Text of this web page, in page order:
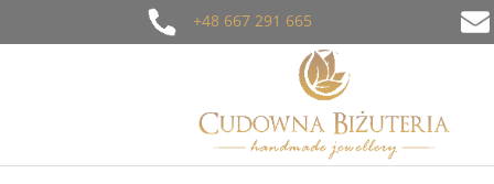
+48 667 291 665